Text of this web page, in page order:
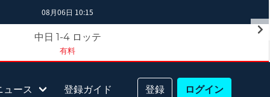
08月06日 10:15
中日 1-4 ロッテ
有料
ュース 登録ガイド 登録 ログイン